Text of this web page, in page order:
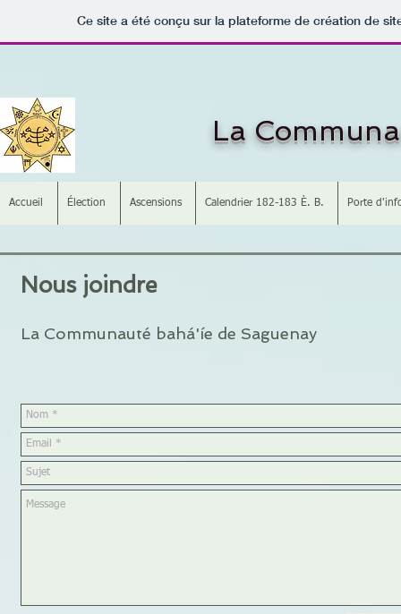
Ce site a été conçu sur la plateforme de création de
La
Accueil Élection Ascensions Calendrier 182-183 È. B. Porte
La Communauté bahá'íe de Saguenay
Nous joindre